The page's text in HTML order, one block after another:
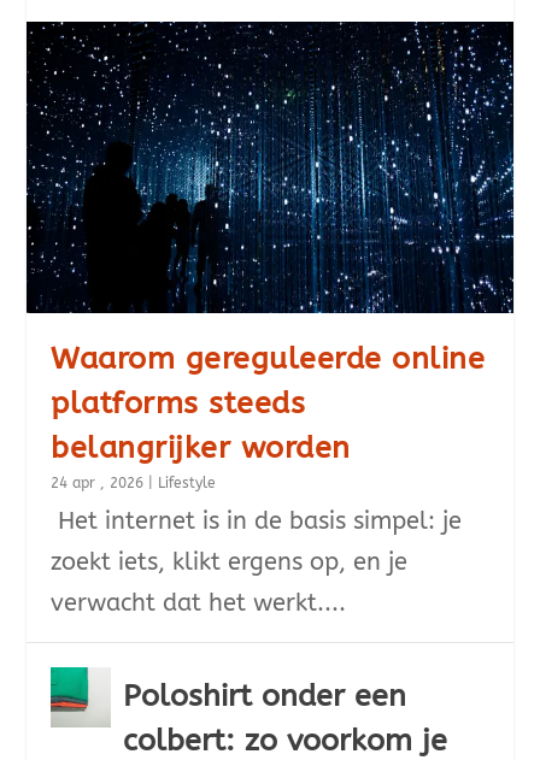
Waarom gereguleerde online
platforms steeds
belangrijker worden
24 apr , 2026 Lifestyle
Het internet is in de basis simpel: je
zoekt iets, klikt ergens op, en je
verwacht dat het werkt....
Poloshirt onder een
colbert: zo voorkom je